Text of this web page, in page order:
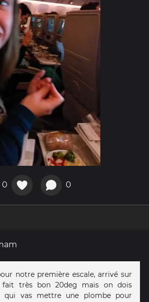
0 0
notre première escale, arrivé sur
très bon 20deg mais on dois
qui vas mettre une plombe pour